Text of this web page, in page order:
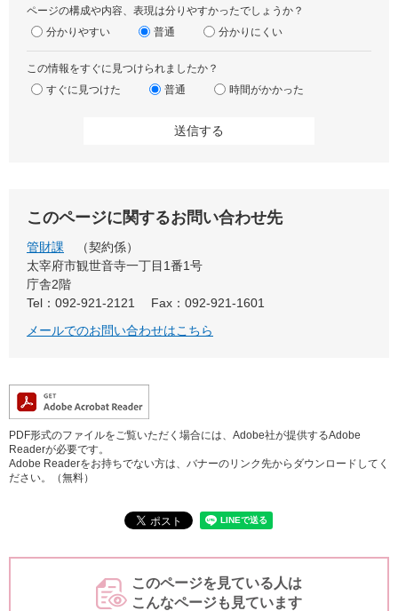
ページの構成や内容、表現は分りやすかったでしょうか？
分かりやすい
普通 分かりにくい
この情報をすぐに見つけられましたか？
すぐに見つけた
普通 時間がかかった
このページに関するお問い合わせ先
管財課
契約係
太宰府市観世音寺一丁目1番1号
庁舎2階
Tel：092-921-2121
Fax：092-921-1601
メールでのお問い合わせはこちら
PDF形式のファイルをご覧いただく場合には、Adobe社が提供するAdobe
Readerが必要です。
Adobe Readerをお持ちでない方は、バナーのリンク先からダウンロードしてく
ださい。（無料）
このページを見ている人は
こんなページも見ています